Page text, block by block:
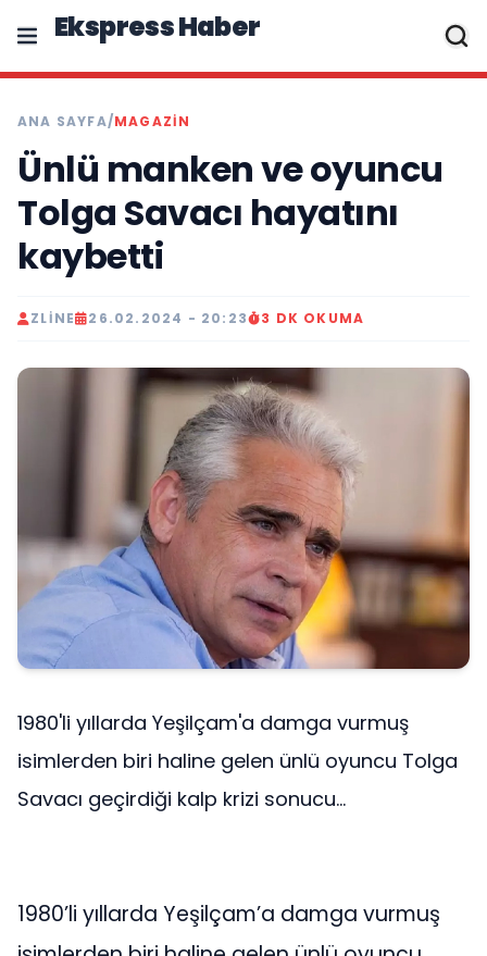
Ekspress Haber
ANA SAYFA/MAGAZIN
Ünlü manken ve oyuncu
Tolga Savacı hayatını
kaybetti
ZLINE 26.02.2024 - 20:23 3 DK OKUMA
1980'li yıllarda Yeşilçam'a damga vurmuş
isimlerden biri haline gelen ünlü oyuncu Tolga
Savacı geçirdiği kalp krizi sonucu...
1980’li yıllarda Yeşilçam’a damga vurmuş